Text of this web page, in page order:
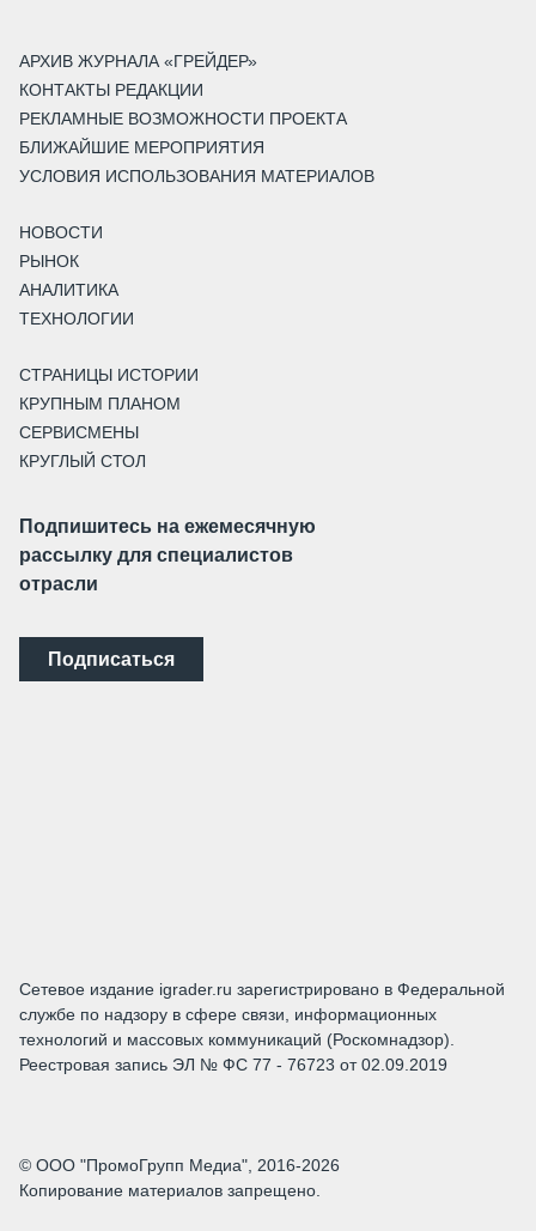
АРХИВ ЖУРНАЛА «ГРЕЙДЕР»
КОНТАКТЫ РЕДАКЦИИ
РЕКЛАМНЫЕ ВОЗМОЖНОСТИ ПРОЕКТА
БЛИЖАЙШИЕ МЕРОПРИЯТИЯ
УСЛОВИЯ ИСПОЛЬЗОВАНИЯ МАТЕРИАЛОВ
НОВОСТИ
РЫНОК
АНАЛИТИКА
ТЕХНОЛОГИИ
СТРАНИЦЫ ИСТОРИИ
КРУПНЫМ ПЛАНОМ
СЕРВИСМЕНЫ
КРУГЛЫЙ СТОЛ
Подпишитесь на ежемесячную
рассылку для специалистов
отрасли
Подписаться
Сетевое издание igrader.ru зарегистрировано в Федеральной
службе по надзору в сфере связи, информационных
технологий и массовых коммуникаций (Роскомнадзор).
Реестровая запись ЭЛ № ФС 77 - 76723 от 02.09.2019
© ООО "ПромоГрупп Медиа", 2016-2026
Копирование материалов запрещено.